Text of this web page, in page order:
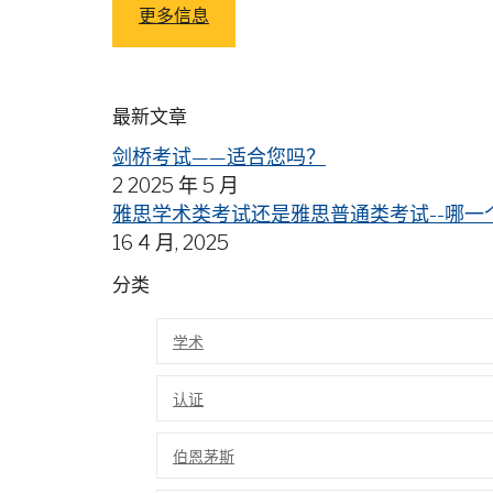
更多信息
最新文章
剑桥考试——适合您吗？
2 2025 年 5 月
雅思学术类考试还是雅思普通类考试--哪一
16 4 月, 2025
分类
学术
认证
伯恩茅斯